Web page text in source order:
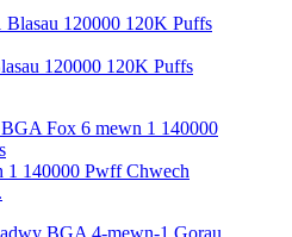
120000 120K Puffs
140000 Pwff Chwech